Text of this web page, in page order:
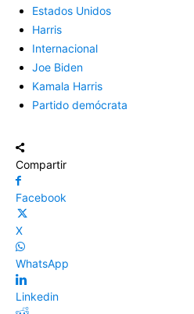
Estados Unidos
Harris
Internacional
Joe Biden
Kamala Harris
Partido demócrata
Compartir
Facebook
X
WhatsApp
Linkedin